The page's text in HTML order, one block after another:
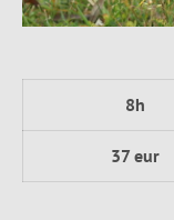
8h
37 eur